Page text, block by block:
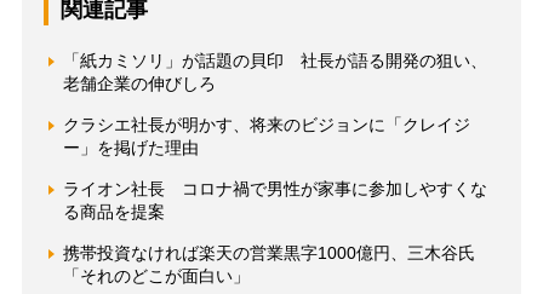
関連記事
「紙カミソリ」が話題の貝印 社長が語る開発の狙い、
老舗企業の伸びしろ
クラシエ社長が明かす、将来のビジョンに「クレイジ
ー」を掲げた理由
ライオン社長 コロナ禍で男性が家事に参加しやすくな
る商品を提案
携帯投資なければ楽天の営業黒字1000億円、三木谷氏
「それのどこが面白い」